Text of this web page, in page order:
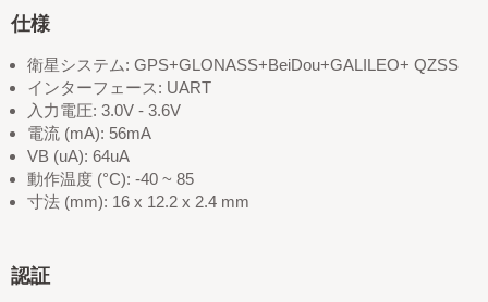
仕様
衛星システム: GPS+GLONASS+BeiDou+GALILEO+ QZSS
インターフェース: UART
入力電圧: 3.0V - 3.6V
電流 (mA): 56mA
VB (uA): 64uA
動作温度 (°C): -40 ~ 85
寸法 (mm): 16 x 12.2 x 2.4 mm
認証